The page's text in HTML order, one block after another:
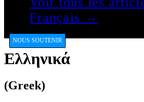
Français →
NOUS SOUTENIR
Ελληνικά
(Greek)